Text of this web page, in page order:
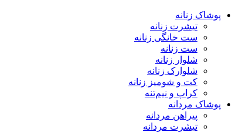
پوشاک زنانه
تیشرت زنانه
ست خانگی زنانه
ست زنانه
شلوار زنانه
شلوارک زنانه
کت و شومیز زنانه
کراپ و نیم‌تنه
پوشاک مردانه
پیراهن مردانه
تیشرت مردانه